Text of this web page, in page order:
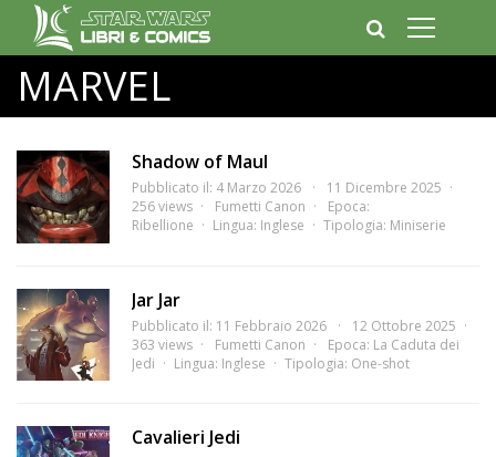
MARVEL
Shadow of Maul
Pubblicato il: 4 Marzo 2026
11 Dicembre 2025
256 views
Fumetti Canon
Epoca:
Ribellione
Lingua: Inglese Tipologia: Miniserie
Jar Jar
Pubblicato il: 11 Febbraio 2026
12 Ottobre 2025
363 views
Fumetti Canon Epoca: La Caduta dei
Jedi
Lingua: Inglese Tipologia: One-shot
Cavalieri Jedi